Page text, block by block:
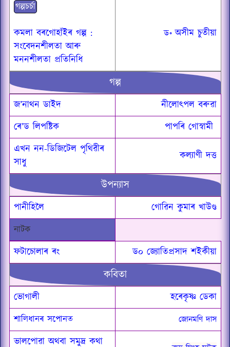
গল্পচৰ্চা
কমলা বৰগোহাঁইৰ গল্প :
সংবেদনশীলতা আৰু
মননশীলতা প্ৰতিনিধি
ড॰ অসীম চুতীয়া
গল্প
জ’নাথন ডাইদ
নীলোৎপল বৰুৱা
ৰে’ড লিপষ্টিক
পাপৰি গোস্বামী
এখন নন-ডিজিটেল পৃথিৱীৰ
সাধু
কল্যাণী দত্ত
উপন্যাস
পানীহিলৈ গোৱিন কুমাৰ খাউণ্ড
নাটক
ফটাচোলাৰ ৰং ড০ জ্যোতিপ্ৰসাদ শইকীয়া
কবিতা
ভোগালী হৰেকৃষ্ণ ডেকা
শালিধানৰ সপোনত জোনমণি দাস
ভালপোৱা অথবা সমুদ্ৰ কথা